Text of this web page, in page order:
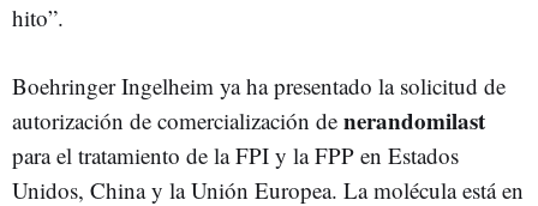
hito”.
Boehringer Ingelheim ya ha presentado la solicitud de
autorización de comercialización de nerandomilast
para el tratamiento de la FPI y la FPP en Estados
Unidos, China y la Unión Europea. La molécula está en